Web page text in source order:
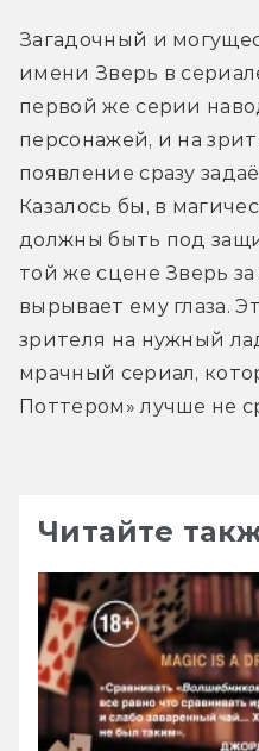
Загадочный и
имени Зверь в
первой же серии
персонажей, и на
появление сразу
Казалось бы, в
должны быть под
той же сцене Зверь
вырывает ему глаза.
зрителя на нужный
мрачный сериал,
Поттером» лучше не
Читайте